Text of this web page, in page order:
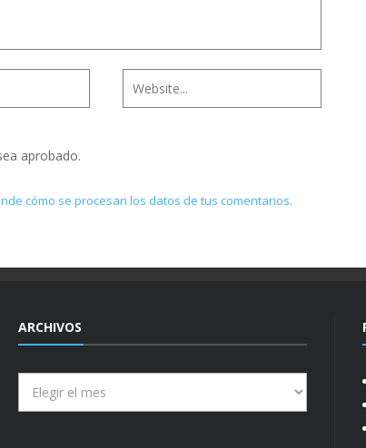
aprobado.
cómo se procesan los datos de tus comentarios.
ARCHIVOS